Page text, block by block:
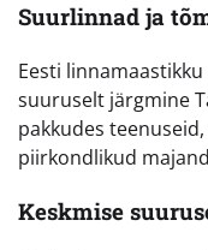
Suurlinnad ja
Eesti
suuruselt järgmine
pakkudes
piirkondlikud
Keskmise